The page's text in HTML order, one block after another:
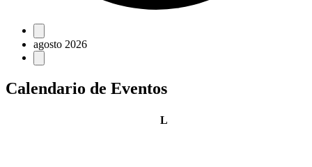
Eventos
agosto 2026
Calendario de Eventos
Llunes